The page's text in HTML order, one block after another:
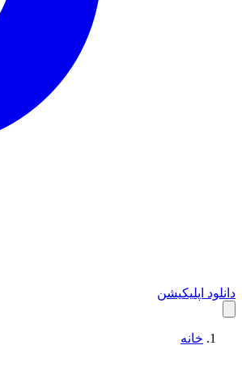
دانلود اپلیکیشن
خانه